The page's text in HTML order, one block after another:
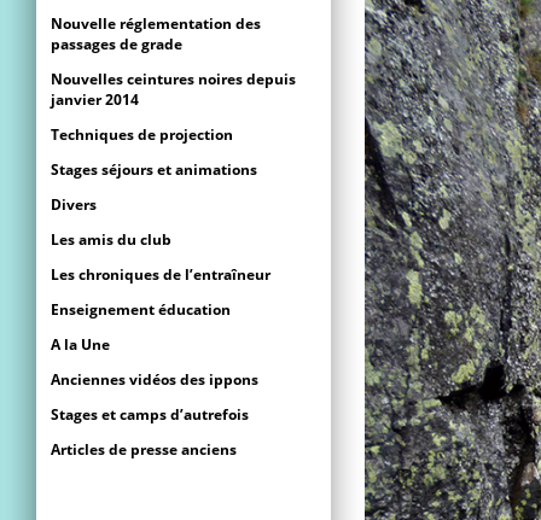
Nouvelle réglementation des
passages de grade
Nouvelles ceintures noires depuis
janvier 2014
Techniques de projection
Stages séjours et animations
Divers
Les amis du club
Les chroniques de l’entraîneur
Enseignement éducation
A la Une
Anciennes vidéos des ippons
Stages et camps d’autrefois
Articles de presse anciens